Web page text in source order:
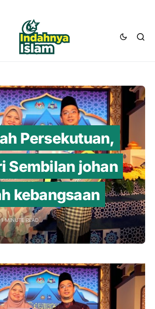
Persekutuan,
Sembilan johan
kebangsaan
1 MINUTE READ